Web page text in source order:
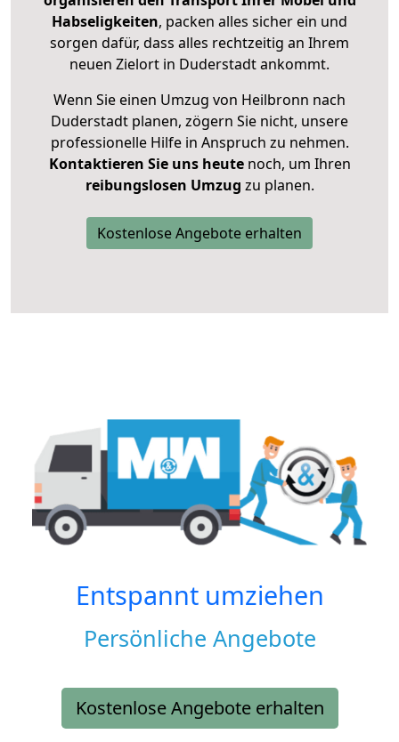
Habseligkeiten, packen alles sicher ein und
sorgen dafür, dass alles rechtzeitig an Ihrem
neuen Zielort in Duderstadt ankommt.
Wenn Sie einen Umzug von Heilbronn nach
Duderstadt planen, zögern Sie nicht, unsere
professionelle Hilfe in Anspruch zu nehmen.
Kontaktieren Sie uns heutenoch, um Ihren
reibungslosen Umzug zu planen.
Kostenlose Angebote erhalten
Entspannt umziehen
Persönliche Angebote
Kostenlose Angebote erhalten